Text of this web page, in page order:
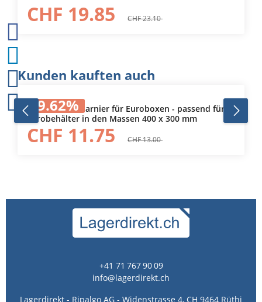
CHF 19.85 CHF 23.10
Produktgalerie überspringen
Kunden kauften auch
9.62%
Deckel mit Scharnier für Euroboxen - passend für
Eurobehälter in den Massen 400 x 300 mm
CHF 11.75 CHF 13.00
+41 71 767 90 09
info@lagerdirekt.ch
Lagerdirekt - Ripalgo AG - Widenstrasse 4, CH 9464 Rüthi